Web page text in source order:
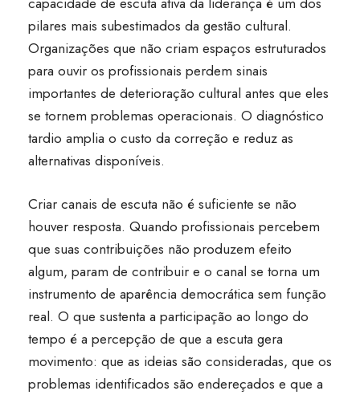
pilares mais subestimados da gestão cultural.
Organizações que não criam espaços estruturados
para ouvir os profissionais perdem sinais
importantes de deterioração cultural antes que eles
se tornem problemas operacionais. O diagnóstico
tardio amplia o custo da correção e reduz as
alternativas disponíveis.
Criar canais de escuta não é suficiente se não
houver resposta. Quando profissionais percebem
que suas contribuições não produzem efeito
algum, param de contribuir e o canal se torna um
instrumento de aparência democrática sem função
real. O que sustenta a participação ao longo do
tempo é a percepção de que a escuta gera
movimento: que as ideias são consideradas, que os
problemas identificados são endereçados e que a